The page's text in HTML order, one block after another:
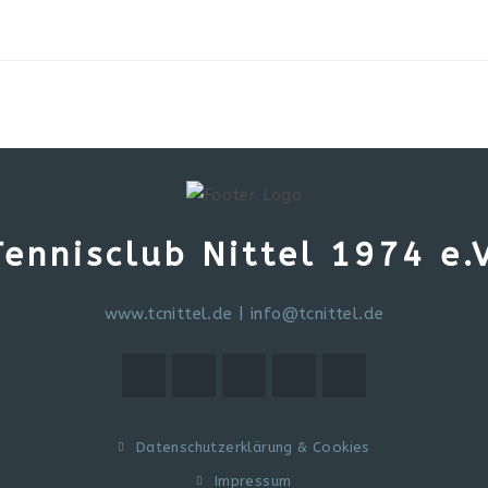
Nittel 1974
www.tcnittel.de info@tcnittel.de
Datenschutzerklärung & Cookies
Impressum